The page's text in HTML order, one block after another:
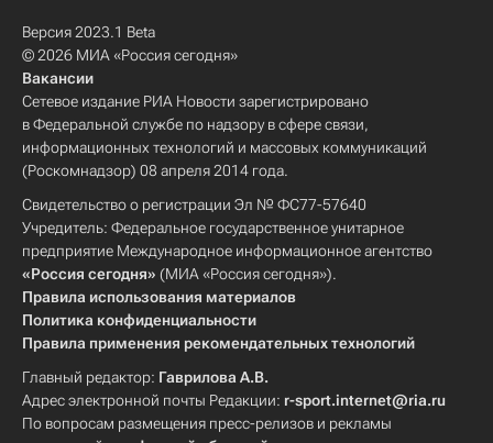
Версия 2023.1 Beta
© 2026 МИА «Россия сегодня»
Вакансии
Сетевое издание РИА Новости зарегистрировано
в Федеральной службе по надзору в сфере связи,
информационных технологий и массовых коммуникаций
(Роскомнадзор) 08 апреля 2014 года.
Свидетельство о регистрации Эл № ФС77-57640
Учредитель: Федеральное государственное унитарное
предприятие Международное информационное агентство
«Россия сегодня» (МИА «Россия сегодня»).
Правила использования материалов
Политика конфиденциальности
Правила применения рекомендательных технологий
Главный редактор: Гаврилова А.В.
Адрес электронной почты Редакции: r-sport.internet@ria.ru
По вопросам размещения пресс-релизов и рекламы